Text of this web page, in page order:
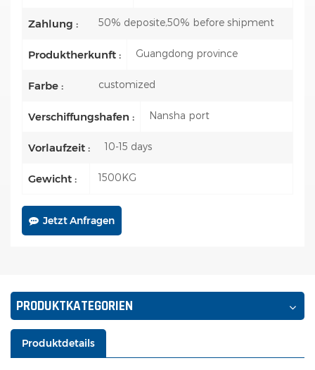
Zahlung : 50% deposite,50% before shipment
Produktherkunft : Guangdong province
Farbe : customized
Verschiffungshafen : Nansha port
Vorlaufzeit : 10-15 days
Gewicht : 1500KG
Jetzt Anfragen
PRODUKTKATEGORIEN
Produktdetails